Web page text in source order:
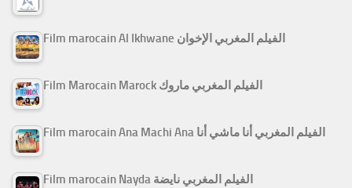
Film marocain Al Ikhwane الفيلم المغربي الإخوان
Film Marocain Marock الفيلم المغربي ماروك
Film marocain Ana Machi Ana الفيلم المغربي أنا ماشي أنا
Film marocain Nayda الفيلم المغربي نايضة